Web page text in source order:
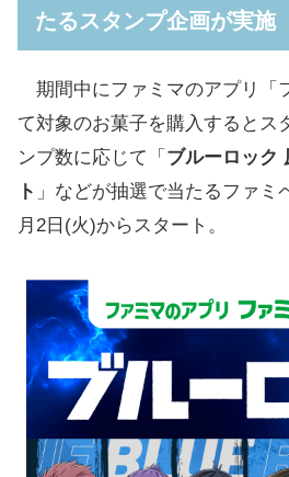
購入で「クリアファイル
キーホルダー」プレゼント
【6月2日10:00～】「ブル
ラボA4クリアファイル」
【6月9日10:00～】「ブル
ラボスマホスタンドキー
対象のお菓子一覧
『アクリルスタンド』『
売
ブルーロック アクリルス
ブルーロック 缶バッジ
ブルーロック×ファミマ「
たるスタンプ企画が実施
期間中にファミマのアプリ「
て対象のお菓子を購入するとス
ンプ数に応じて「 ブルーロック
ト 」などが抽選で当たるファミ
月2日(火)からスタート。